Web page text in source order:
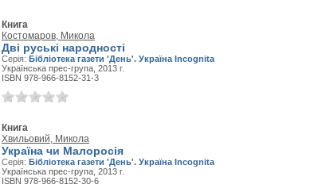
Книга
Костомаров, Микола
Дві руські народності
Серія: Бібліотека газети 'День'. Україна Incognita
Українська прес-група, 2013 г.
ISBN 978-966-8152-31-3
Книга
Хвильовий, Микола
Україна чи Малоросія
Серія: Бібліотека газети 'День'. Україна Incognita
Українська прес-група, 2013 г.
ISBN 978-966-8152-30-6